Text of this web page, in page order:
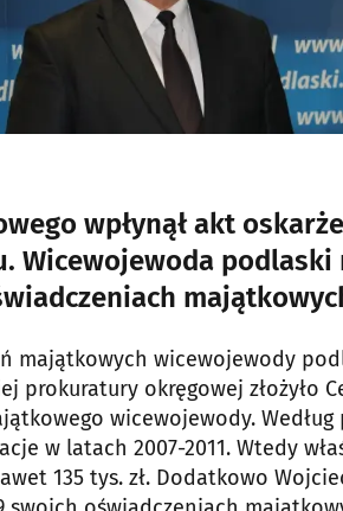
wpłynął akt
Wicewojewoda podlaski
majątkowych wicewojewody
prokuratury okręgowej złożyło
wicewojewody.
w latach 2007-2011. Wtedy
135 tys. zł. Dodatkowo